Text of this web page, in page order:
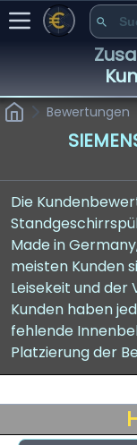
Bewertungen
Die
Made in
meisten Kunden
Leisekeit und der
Kunden haben
fehlende
Platzierung der